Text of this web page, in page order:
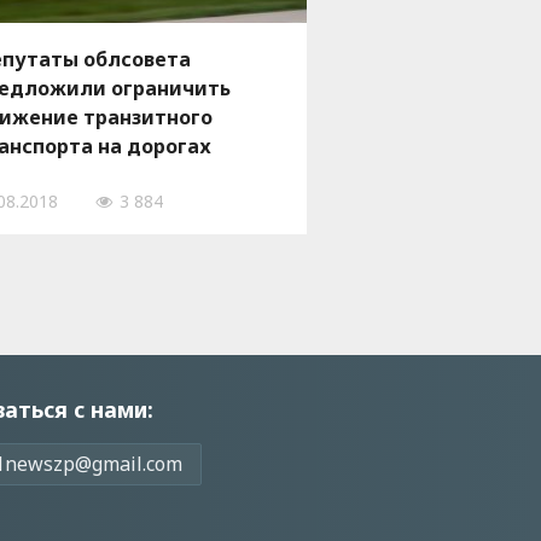
облсовета
ограничить
транзитного
на дорогах
3 884
с нами: